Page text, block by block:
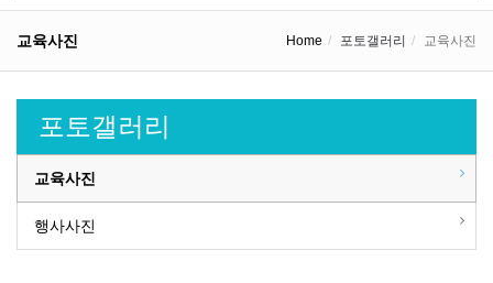
교육사진 Home 포토갤러리 교육사진
포토갤러리
교육사진
행사사진